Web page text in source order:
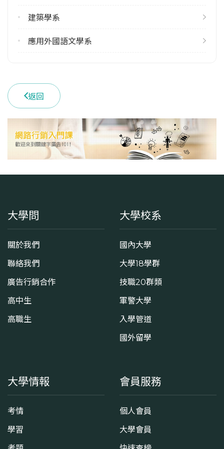
113學年度上學期
1
學系電話
(03)2654700
學系地址
桃園市中壢區中北路200號
建築學系
應用外國語文學系
返回
大學問
關於我們
聯絡我們
廣告行銷合作
高中生
高職生
大學校系
國內大學
大學18學群
技職20群類
軍警大學
入學管道
國外留學
大學情報
考情
學習
會員服務
個人會員
大學會員